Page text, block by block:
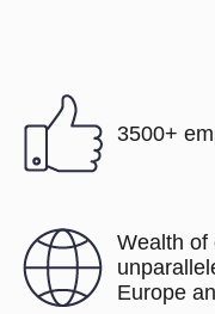
3500+
Wealth of
Europe